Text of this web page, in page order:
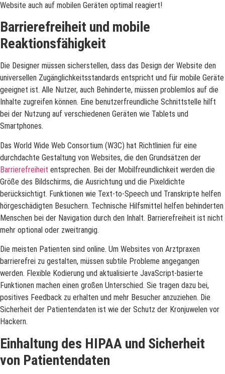
Website auch auf mobilen Geräten optimal reagiert!
Barrierefreiheit und mobile
Reaktionsfähigkeit
Die Designer müssen sicherstellen, dass das Design der Website den
universellen Zugänglichkeitsstandards entspricht und für mobile Geräte
geeignet ist. Alle Nutzer, auch Behinderte, müssen problemlos auf die
Inhalte zugreifen können. Eine benutzerfreundliche Schnittstelle hilft
bei der Nutzung auf verschiedenen Geräten wie Tablets und
Smartphones.
Das World Wide Web Consortium (W3C) hat Richtlinien für eine
durchdachte Gestaltung von Websites, die den Grundsätzen der
Barrierefreiheit entsprechen. Bei der Mobilfreundlichkeit werden die
Größe des Bildschirms, die Ausrichtung und die Pixeldichte
berücksichtigt. Funktionen wie Text-to-Speech und Transkripte helfen
hörgeschädigten Besuchern. Technische Hilfsmittel helfen behinderten
Menschen bei der Navigation durch den Inhalt. Barrierefreiheit ist nicht
mehr optional oder zweitrangig.
Die meisten Patienten sind online. Um Websites von Arztpraxen
barrierefrei zu gestalten, müssen subtile Probleme angegangen
werden. Flexible Kodierung und aktualisierte JavaScript-basierte
Funktionen machen einen großen Unterschied. Sie tragen dazu bei,
positives Feedback zu erhalten und mehr Besucher anzuziehen. Die
Sicherheit der Patientendaten ist wie der Schutz der Kronjuwelen vor
Hackern.
Einhaltung des HIPAA und Sicherheit
von Patientendaten